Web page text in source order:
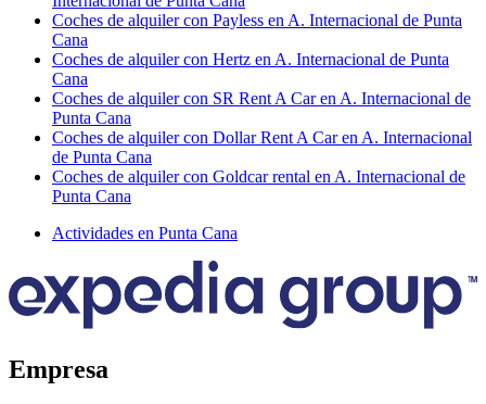
Coches de alquiler con Payless en A. Internacional de Punta
Cana
Coches de alquiler con Hertz en A. Internacional de Punta
Cana
Coches de alquiler con SR Rent A Car en A. Internacional de
Punta Cana
Coches de alquiler con Dollar Rent A Car en A. Internacional
de Punta Cana
Coches de alquiler con Goldcar rental en A. Internacional de
Punta Cana
Actividades en Punta Cana
Empresa